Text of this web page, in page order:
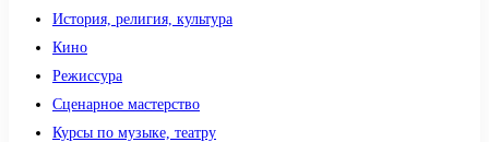
История, религия, культура
Кино
Режиссура
Сценарное мастерство
Курсы по музыке, театру